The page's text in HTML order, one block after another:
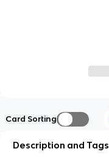
Card Sorting
Description and Tags